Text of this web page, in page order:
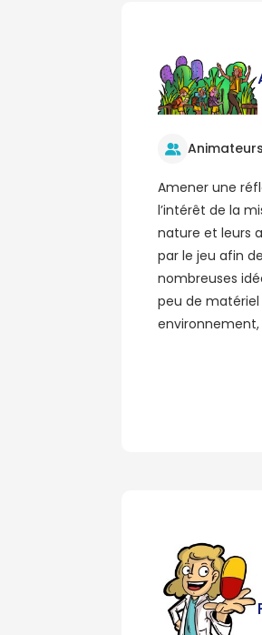
Animateurs
Amener une
l’intérêt de la
nature et leurs
par le jeu afin
nombreuses
peu de